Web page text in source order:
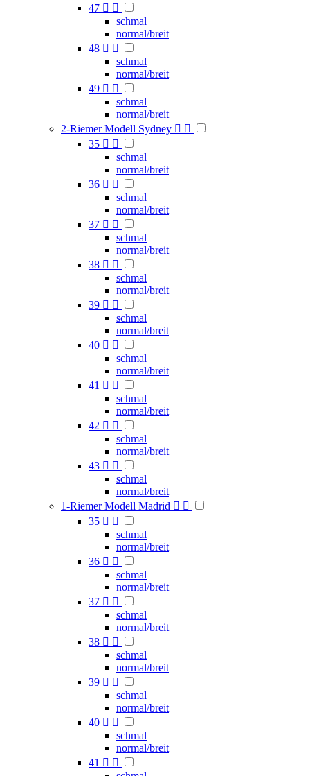
47  
schmal
normal/breit
48  
schmal
normal/breit
49  
schmal
normal/breit
2-Riemer Modell Sydney  
35  
schmal
normal/breit
36  
schmal
normal/breit
37  
schmal
normal/breit
38  
schmal
normal/breit
39  
schmal
normal/breit
40  
schmal
normal/breit
41  
schmal
normal/breit
42  
schmal
normal/breit
43  
schmal
normal/breit
1-Riemer Modell Madrid  
35  
schmal
normal/breit
36  
schmal
normal/breit
37  
schmal
normal/breit
38  
schmal
normal/breit
39  
schmal
normal/breit
40  
schmal
normal/breit
41  